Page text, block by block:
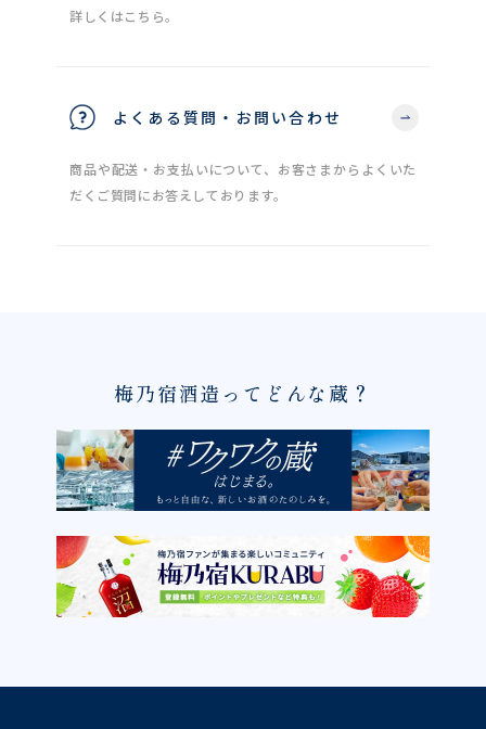
詳しくはこちら。
よくある質問・お問い合わせ
商品や配送・お支払いについて、お客さまからよくいた
だくご質問にお答えしております。
梅乃宿酒造ってどんな蔵？